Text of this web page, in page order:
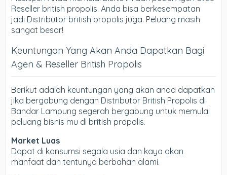
Reseller british propolis. Anda bisa berkesempatan
jadi Distributor british propolis juga. Peluang masih
sangat besar!
Keuntungan Yang Akan Anda Dapatkan Bagi
Agen & Reseller British Propolis
Berikut adalah keuntungan yang akan anda dapatkan
jika bergabung dengan Distributor British Propolis di
Bandar Lampung segerah bergabung untuk memulai
peluang bisnis mu di british propolis.
Market Luas
Dapat di konsumsi segala usia dan kaya akan
manfaat dan tentunya berbahan alami.